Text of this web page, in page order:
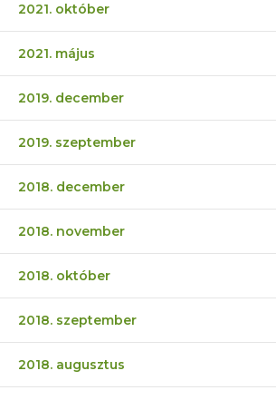
2021. október
2021. május
2019. december
2019. szeptember
2018. december
2018. november
2018. október
2018. szeptember
2018. augusztus